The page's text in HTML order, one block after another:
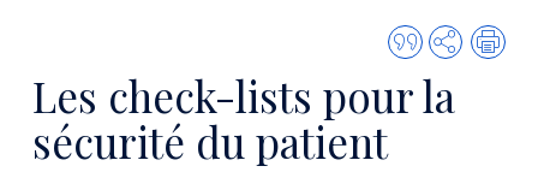
Citer
cette
publication
Partager
Les check-lists pour la
sécurité du patient